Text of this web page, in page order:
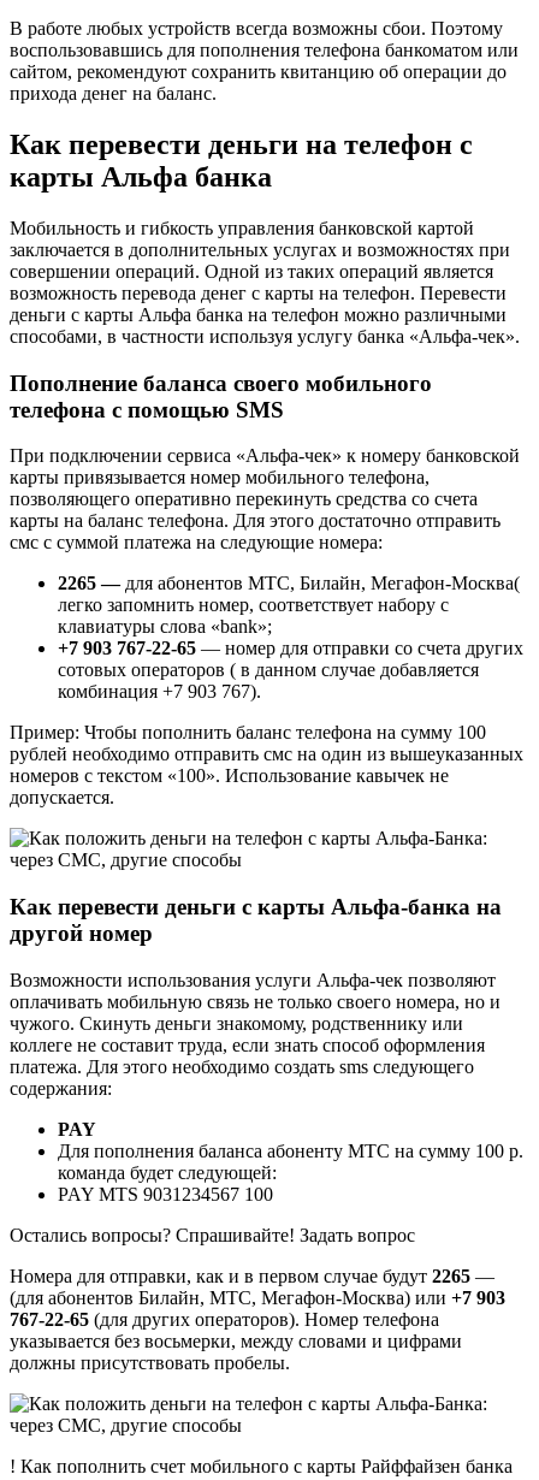
В работе любых устройств всегда возможны сбои. Поэтому
воспользовавшись для пополнения телефона банкоматом или
сайтом, рекомендуют сохранить квитанцию об операции до
прихода денег на баланс.
Как перевести деньги на телефон с
карты Альфа банка
Мобильность и гибкость управления банковской картой
заключается в дополнительных услугах и возможностях при
совершении операций. Одной из таких операций является
возможность перевода денег с карты на телефон. Перевести
деньги с карты Альфа банка на телефон можно различными
способами, в частности используя услугу банка «Альфа-чек».
Пополнение баланса своего мобильного
телефона с помощью SMS
При подключении сервиса «Альфа-чек» к номеру банковской
карты привязывается номер мобильного телефона,
позволяющего оперативно перекинуть средства со счета
карты на баланс телефона. Для этого достаточно отправить
смс с суммой платежа на следующие номера:
2265 —для абонентов МТС, Билайн, Мегафон-Москва(
легко запомнить номер, соответствует набору с
клавиатуры слова «bank»;
+7 903 767-22-65 — номер для отправки со счета других
сотовых операторов ( в данном случае добавляется
комбинация +7 903 767).
Пример: Чтобы пополнить баланс телефона на сумму 100
рублей необходимо отправить смс на один из вышеуказанных
номеров с текстом «100». Использование кавычек не
допускается.
Как перевести деньги с карты Альфа-банка на
другой номер
Возможности использования услуги Альфа-чек позволяют
оплачивать мобильную связь не только своего номера, но и
чужого. Скинуть деньги знакомому, родственнику или
коллеге не составит труда, если знать способ оформления
платежа. Для этого необходимо создать sms следующего
содержания:
PAY
Для пополнения баланса абоненту МТС на сумму 100 р.
команда будет следующей:
PAY MTS 9031234567 100
Остались вопросы? Спрашивайте! Задать вопрос
Номера для отправки, как и в первом случае будут 2265 —
(для абонентов Билайн, МТС, Мегафон-Москва) или +7 903
767-22-65 (для других операторов). Номер телефона
указывается без восьмерки, между словами и цифрами
должны присутствовать пробелы.
! Как пополнить счет мобильного с карты Райффайзен банка